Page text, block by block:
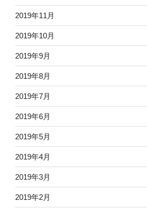
2019年11月
2019年10月
2019年9月
2019年8月
2019年7月
2019年6月
2019年5月
2019年4月
2019年3月
2019年2月